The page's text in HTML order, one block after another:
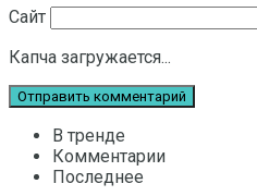
Сайт
Капча загружается...
В тренде
Комментарии
Последнее